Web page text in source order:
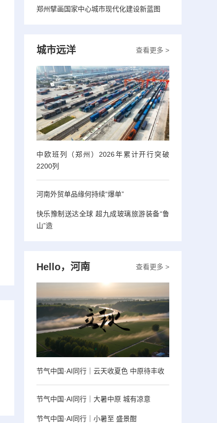
郑州擘画国家中心城市现代化建设新蓝图
查看更多 >
城市远洋
中欧班列（郑州）2026年累计开行突破
2200列
河南外贸单品缘何持续“爆单”
快乐豫制送达全球 超九成玻璃旅游装备“鲁
山”造
查看更多 >
Hello，河南
节气中国·AI同行｜云天收夏色 中原待丰收
节气中国·AI同行｜大暑中原 城有凉意
节气中国·AI同行｜小暑至 盛景酣